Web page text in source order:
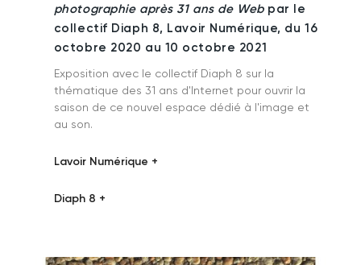
photographie après 31 ans de Webpar le
collectif Diaph 8, Lavoir Numérique, du 16
octobre 2020 au 10 octobre 2021
Exposition avec le collectif Diaph 8 sur la
thématique des 31 ans d'Internet pour ouvrir la
saison de ce nouvel espace dédié à l'image et
au son.
Lavoir Numérique +
Diaph 8 +